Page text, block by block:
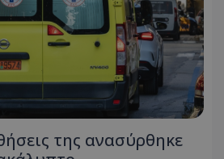
της ανασύρθηκε